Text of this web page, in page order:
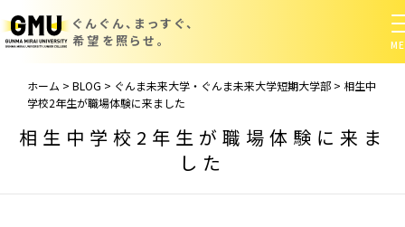
ぐんぐん、まっすぐ、
希望を照らせ。
ホーム > BLOG > ぐんま未来大学・ぐんま未来大学短期大学部 > 相生中
学校2年生が職場体験に来ました
相生中学校2年生が職場体験に来ま
した